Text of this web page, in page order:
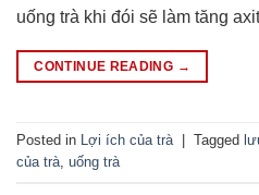
uống trà khi đói sẽ làm tăng
CONTINUE READING →
Posted in Lợi ích của trà Tagged
của trà, uống trà